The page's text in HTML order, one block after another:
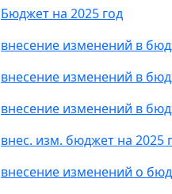
Бюджет на 2025 год
внесение изменений в
внесение изменений в
внесение изменений в
внес. изм. бюджет на 2025
внесение изменений о